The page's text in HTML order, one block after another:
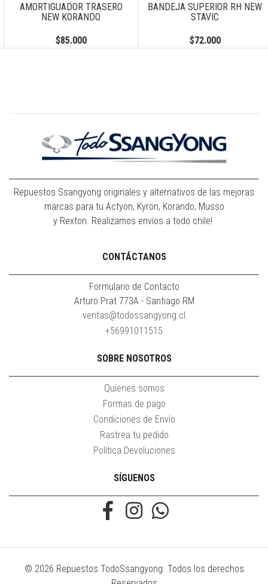
AMORTIGUADOR TRASERO
NEW KORANDO
$85.000
BANDEJA SUPERIOR RH NEW
STAVIC
$72.000
Repuestos Ssangyong originales y alternativos de las mejoras
marcas para tu Actyon, Kyron, Korando, Musso
y Rexton. Realizamos envíos a todo chile!
CONTÁCTANOS
Formulario de Contacto
Arturo Prat 773A - Santiago RM
ventas@todossangyong.cl
+56991011515
SOBRE NOSOTROS
Quienes somos
Formas de pago
Condiciones de Envío
Rastrea tu pedido
Política Devoluciones
SÍGUENOS
© 2026 Repuestos TodoSsangyong. Todos los derechos